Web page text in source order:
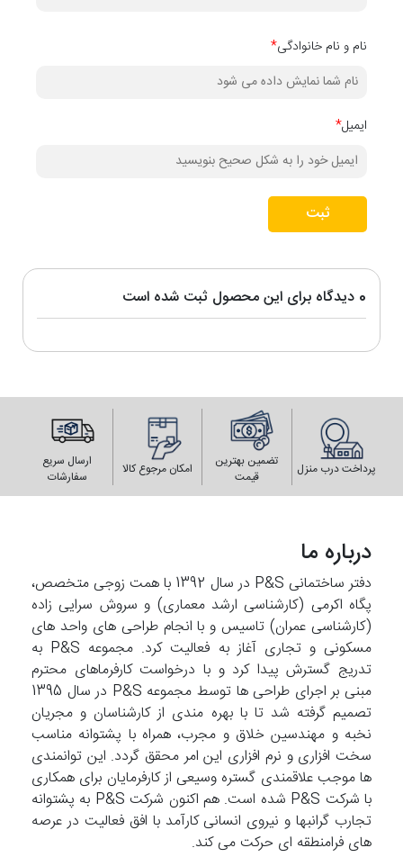
0 دیدگاه برای این محصول ثبت شده است
نام و نام خانوادگی*
ایمیل*
ثبت
پرداخت درب منزل
تضمین بهترین
قیمت
امکان مرجوع کالا
ارسال سریع
سفارشات
درباره ما
دفتر ساختمانی P&S در سال 1392 با همت زوجی متخصص،
پگاه اکرمی (کارشناسی ارشد معماری) و سروش سرایی زاده
(کارشناسی عمران) تاسیس و با انجام طراحی های واحد های
مسکونی و تجاری آغاز به فعالیت کرد. مجموعه P&S به
تدریج گسترش پیدا کرد و با درخواست کارفرماهای محترم
مبنی بر اجرای طراحی ها توسط مجموعه P&S در سال 1395
تصمیم گرفته شد تا با بهره مندی از کارشناسان و مجریان
نخبه و مهندسین خلاق و مجرب، همراه با پشتوانه مناسب
سخت افزاری و نرم افزاری این امر محقق گردد. این توانمندی
ها موجب علاقمندی گستره وسیعی از کارفرمایان برای همکاری
با شرکت P&S شده است. هم اکنون شرکت P&S به پشتوانه
تجارب گرانبها و نیروی انسانی کارآمد با افق فعالیت در عرصه
های فرامنطقه ای حرکت می کند.